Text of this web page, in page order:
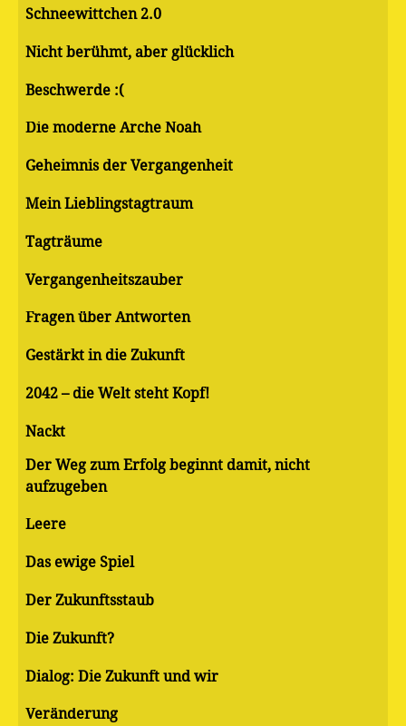
Schneewittchen 2.0
Nicht berühmt, aber glücklich
Beschwerde :(
Die moderne Arche Noah
Geheimnis der Vergangenheit
Mein Lieblingstagtraum
Tagträume
Vergangenheitszauber
Fragen über Antworten
Gestärkt in die Zukunft
2042 – die Welt steht Kopf!
Nackt
Der Weg zum Erfolg beginnt damit, nicht
aufzugeben
Leere
Das ewige Spiel
Der Zukunftsstaub
Die Zukunft?
Dialog: Die Zukunft und wir
Veränderung